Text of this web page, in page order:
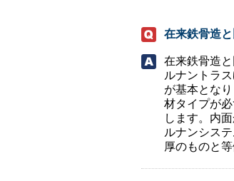
在来鉄骨造
在来鉄骨造
ルナントラ
が基本とな
材タイプが
します。内
ルナンシス
厚のものと